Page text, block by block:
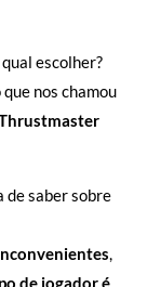
escolher?
nos chamou
de saber sobre
,
de jogador é